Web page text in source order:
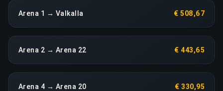
Arena 1 → Valkalla € 508,67
Arena 2 → Arena 22 € 443,65
Arena 4 → Arena 20 € 330,95